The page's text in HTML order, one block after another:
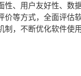
、用户友好性、数
等方式，全面评估
，不断优化软件使